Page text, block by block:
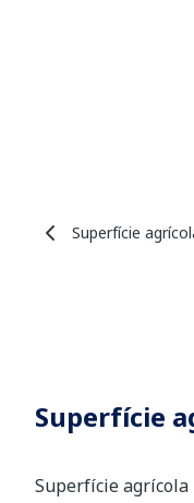
Superfície
Superfície
Superfície agrícola